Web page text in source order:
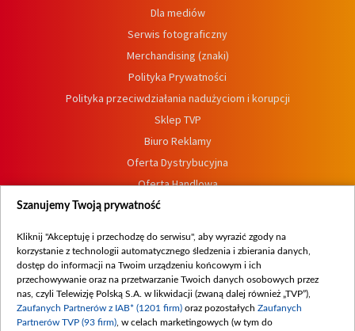
Dla mediów
Serwis fotograficzny
Merchandising (znaki)
Polityka Prywatności
Polityka przeciwdziałania nadużyciom i korupcji
Sklep TVP
Biuro Reklamy
Oferta Dystrybucyjna
Oferta Handlowa
Dostępność
Procedura zgłoszeń wewnętrznych
Szanujemy Twoją prywatność
Kliknij "Akceptuję i przechodzę do serwisu", aby wyrazić zgody na
korzystanie z technologii automatycznego śledzenia i zbierania danych,
dostęp do informacji na Twoim urządzeniu końcowym i ich
przechowywanie oraz na przetwarzanie Twoich danych osobowych przez
nas, czyli Telewizję Polską S.A. w likwidacji (zwaną dalej również „TVP”),
Zaufanych Partnerów z IAB* (1201 firm) oraz pozostałych Zaufanych
Partnerów TVP (93 firm) , w celach marketingowych (w tym do